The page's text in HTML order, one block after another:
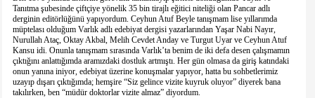
Tanıtma şubesinde çiftçiye yönelik 35 bin tirajlı eğitici niteliği olan Pancar adlı
derginin editörlüğünü yapıyordum. Ceyhun Atuf Beyle tanışmam lise yıllarımda
müptelası olduğum Varlık adlı edebiyat dergisi yazarlarından Yaşar Nabi Nayır,
Nurullah Ataç, Oktay Akbal, Melih Cevdet Anday ve Turgut Uyar ve Ceyhun Atuf
Kansu idi. Onunla tanışmam sırasında Varlık’ta benim de iki defa desen çalışmamın
çıktığını anlattığımda aramızdaki dostluk artmıştı. Her gün olmasa da giriş katındaki
onun yanına iniyor, edebiyat üzerine konuşmalar yapıyor, hatta bu sohbetlerimiz
uzayıp dışarı çıktığımda; hemşire “Siz gelince vizite kuyruk oluyor” diyerek bana
takılırken, ben “müdür doktorlar vizite almaz” diyordum.